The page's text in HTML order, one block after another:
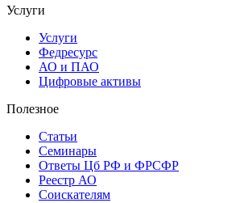
Услуги
Услуги
Федресурс
АО и ПАО
Цифровые активы
Полезное
Статьи
Cеминары
Ответы Цб РФ и ФРСФР
Реестр АО
Соискателям